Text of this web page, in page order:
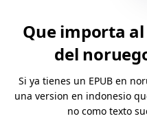
Que importa
del
Si ya tienes un EPUB en
una version en indonesio
no como texto